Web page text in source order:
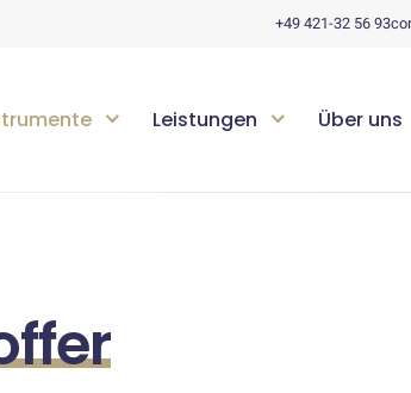
+49 421-32 56 93
Leistungen Über uns